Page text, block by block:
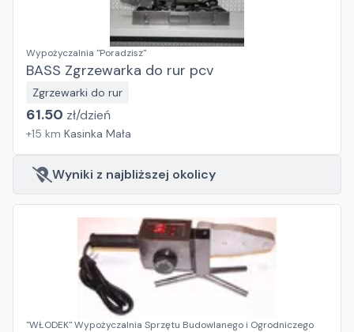
Wypożyczalnia "Poradzisz"
BASS Zgrzewarka do rur pcv
Zgrzewarki do rur
61.50 zł/dzień
+15 km Kasinka Mała
Wyniki z najbliższej okolicy
"WŁODEK" Wypożyczalnia Sprzętu Budowlanego i Ogrodniczego